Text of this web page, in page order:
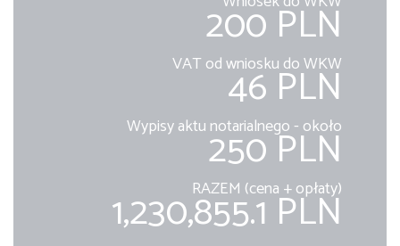
200 PLN
VAT od wniosku do WKW
46 PLN
Wypisy aktu notarialnego - około
250 PLN
RAZEM (cena + opłaty)
1,230,855.1 PLN